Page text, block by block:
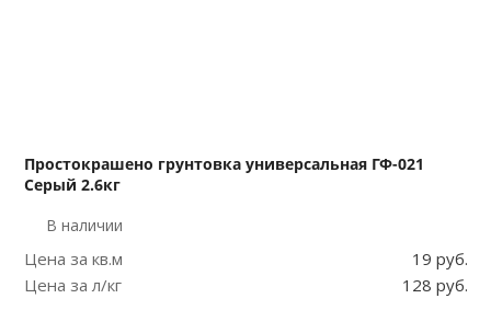
Простокрашено грунтовка универсальная ГФ-021
Серый 2.6кг
В наличии
Цена за кв.м
19 руб.
Цена за л/кг
128 руб.